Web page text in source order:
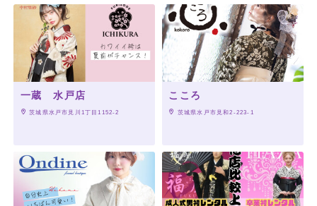
一蔵 水戸店
茨城県水戸市見川1丁目1152-2
こころ
茨城県水戸市見和2-223-1